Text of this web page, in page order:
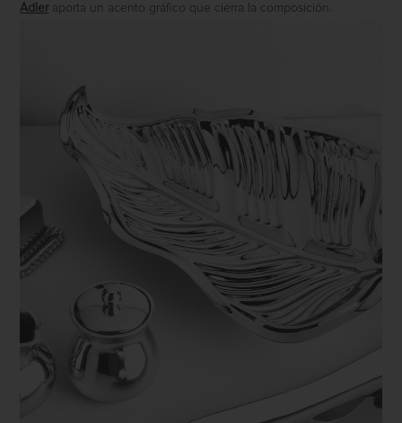
Adler aporta un acento gráfico que cierra la composición.